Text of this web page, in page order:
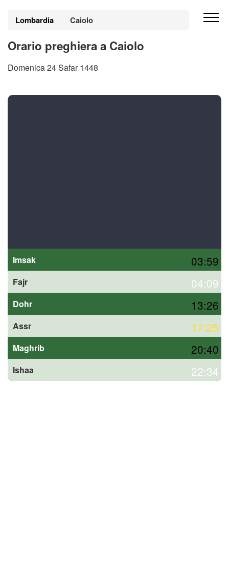
Lombardia Caiolo
Orario preghiera a Caiolo
Domenica 24 Safar 1448
Imsak 03:59
Fajr 04:09
Dohr 13:26
Assr 17:25
Maghrib 20:40
Ishaa 22:34